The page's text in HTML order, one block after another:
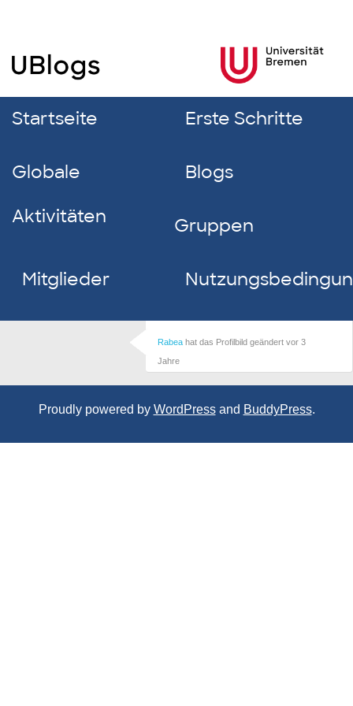
Startseite Erste Schritte
Globale
Aktivitäten
Blogs
Gruppen
Mitglieder
Rabea hat das Profilbild geändert vor 3
Jahre
Proudly powered by WordPressand BuddyPress.